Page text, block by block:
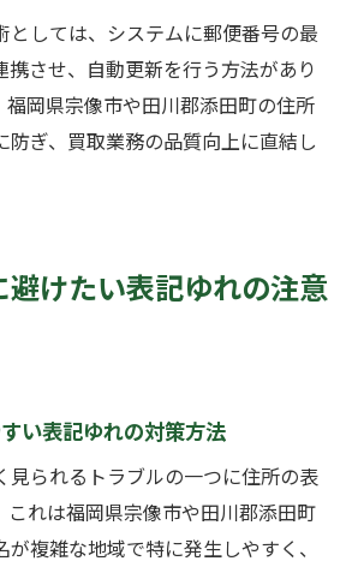
としては、システムに郵便番号の最
携させ、自動更新を行う方法があり
福岡県宗像市や田川郡添田町の住所
防ぎ、買取業務の品質向上に直結し
けたい表記ゆれの注意
い表記ゆれの対策方法
見られるトラブルの一つに住所の表
これは福岡県宗像市や田川郡添田町
複雑な地域で特に発生しやすく、